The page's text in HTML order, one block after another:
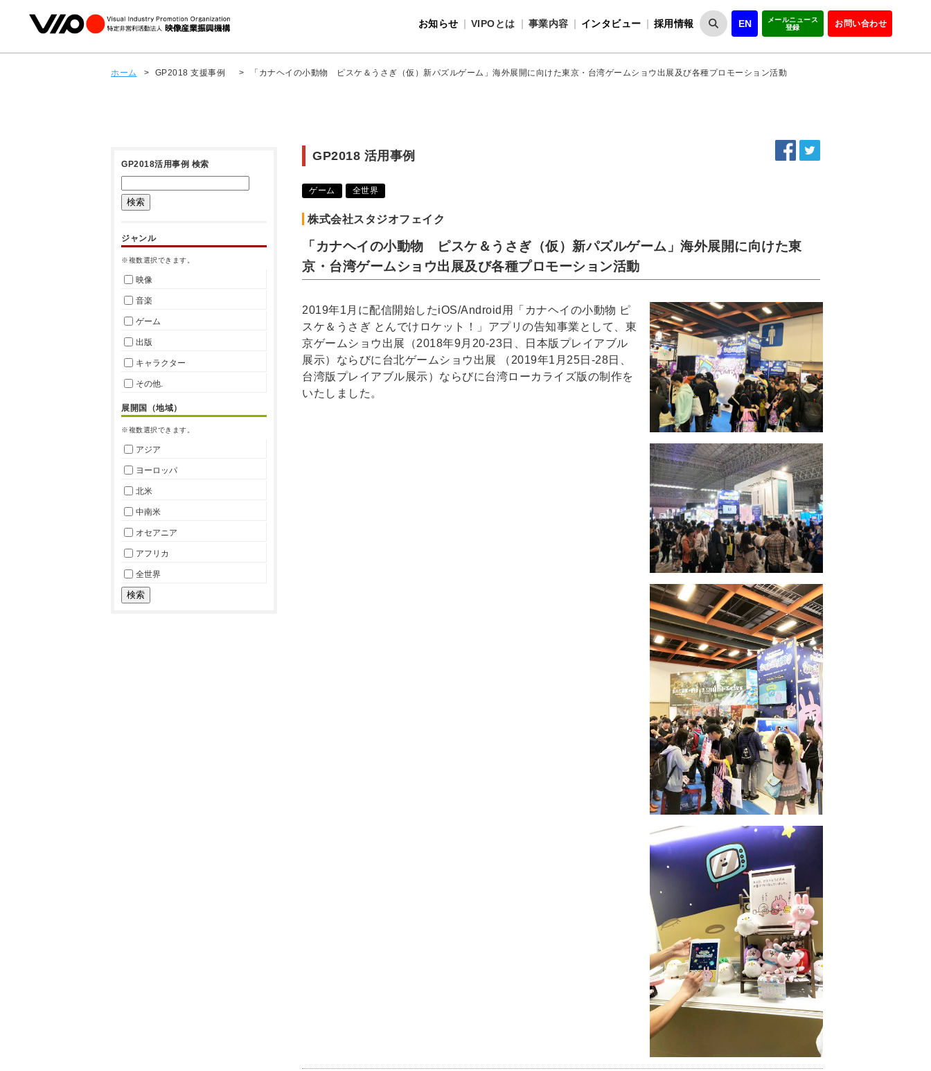
お知らせ VIPOとは
VIPOとは
事業内容
インタビュー 採用情報 EN
メールニュース
登録
お問い合わせ
ホーム > GP2018 支援事例 > 「カナヘイの小動物 ピスケ＆うさぎ（仮）新パズルゲーム」海外展開に向けた東京・台湾ゲームショウ出展及び各種プロモーション活動
GP2018 活用事例
ゲーム 全世界
株式会社スタジオフェイク
「カナヘイの小動物 ピスケ＆うさぎ（仮）新パズルゲーム」海外展開に向けた東
京・台湾ゲームショウ出展及び各種プロモーション活動
2019年1月に配信開始したiOS/Android用「カナヘイの小動物 ピ
スケ＆うさぎ とんでけロケット！」アプリの告知事業として、東
京ゲームショウ出展（2018年9月20-23日、日本版プレイアブル
展示）ならびに台北ゲームショウ出展 （2019年1月25日-28日、
台湾版プレイアブル展示）ならびに台湾ローカライズ版の制作を
いたしました。
GP2018活用事例 検索
ジャンル
※複数選択できます。
映像
音楽
ゲーム
出版
キャラクター
その他.
展開国（地域）
※複数選択できます。
アジア
ヨーロッパ
北米
中南米
オセアニア
アフリカ
全世界